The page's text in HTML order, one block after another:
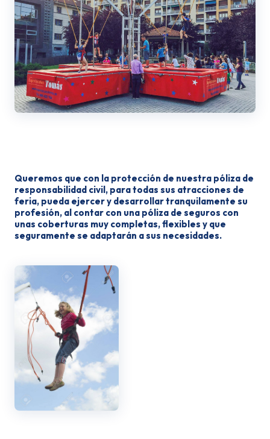
Queremos que con la protección de nuestra póliza de
responsabilidad civil, para todas sus atracciones de
feria, pueda ejercer y desarrollar tranquilamente su
profesión, al contar con una póliza de seguros con
unas coberturas muy completas, flexibles y que
seguramente se adaptarán a sus necesidades.